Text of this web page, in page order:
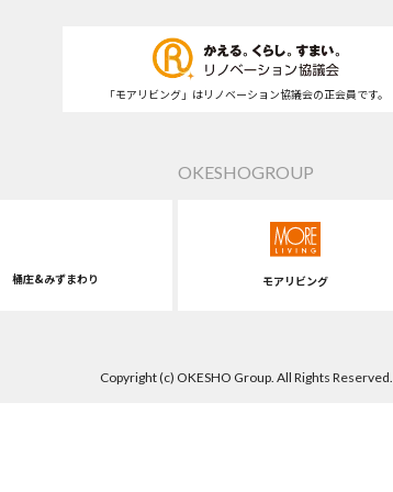
「モアリビング」はリノベーション協議会の正会員です。
OKESHOGROUP
桶庄&みずまわり モアリビング
Copyright (c) OKESHO Group. All Rights Reserved.